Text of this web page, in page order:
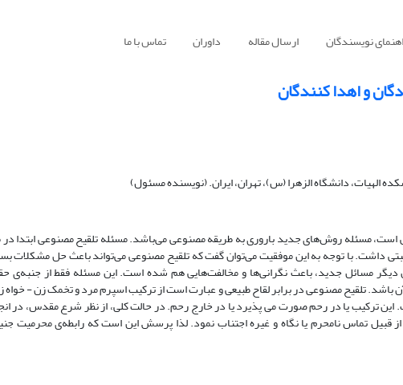
نویسندگان ارسال مقاله داوران تماس با ما
الهیات، دانشگاه الزهرا (س)، تهران، ایران. (نویسنده مسئول)
مسئله روش‌های جدید باروری به طریقه مصنوعی می‌باشد. مسئله تلقیح مصنوعی ابتدا در
داشت. با توجه به این موفقیت می‌توان گفت که تلقیح مصنوعی می‌تواند باعث حل مشکلات
مسائل جدید، باعث نگرانی‌ها و مخالفت‌هایی هم شده است. این مسئله فقط از جنبه‌ی
باشد. تلقیح مصنوعی در برابر لقاح طبیعی و عبارت است از ترکیب اسپرم مرد و تخمک زن - خواه
این ترکیب یا در رحم صورت می پذیرد یا در خارج رحم. در حالت کلی، از نظر شرع مقدس، در
تماس نامحرم یا نگاه و غیره اجتناب نمود. لذا پرسش این است که رابطه‌ی محرمیت جنین